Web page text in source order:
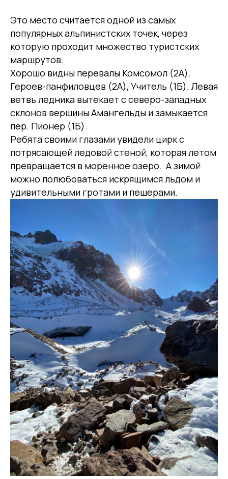
Это место считается одной из самых
популярных альпинистских точек, через
которую проходит множество туристских
маршрутов.
Хорошо видны перевалы Комсомол (2А),
Героев-панфиловцев (2А), Учитель (1Б). Левая
ветвь ледника вытекает с северо-западных
склонов вершины Амангельды и замыкается
пер. Пионер (1Б).
Ребята своими глазами увидели цирк с
потрясающей ледовой стеной, которая летом
превращается в моренное озеро. А зимой
можно полюбоваться искрящимся льдом и
удивительными гротами и пешерами.